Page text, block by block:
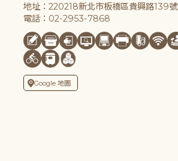
地址：220218新北市板橋區貴興路139號
電話：02-2953-7868
Google 地圖